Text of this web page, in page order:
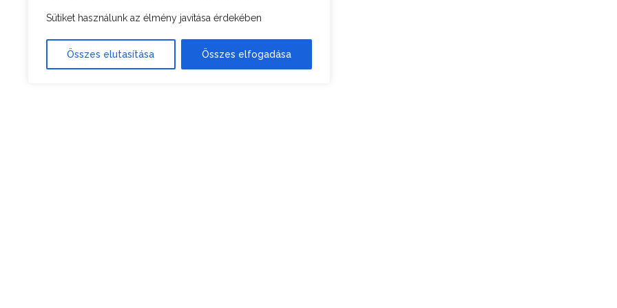
Sütiket használunk az élmény javítása érdekében
Összes elutasítása Összes elfogadása